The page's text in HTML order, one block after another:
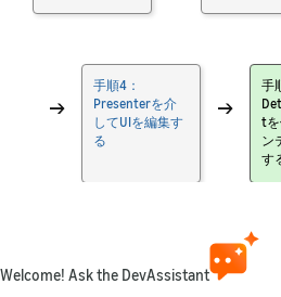
→
手順4：
Presenterを介
してUIを編集す
る
→
手
tを
ン
す
ツを再生する
Welcome! Ask the DevAssistant